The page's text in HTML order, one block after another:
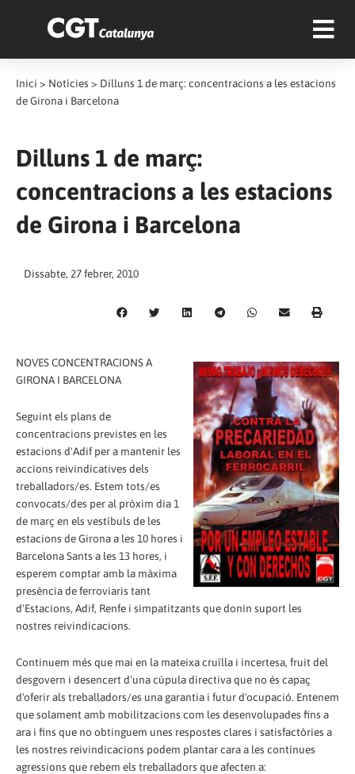
Inici > Notícies > Dilluns 1 de març: concentracions a les estacions
de Girona i Barcelona
Dilluns 1 de març:
concentracions a les estacions
de Girona i Barcelona
Dissabte, 27 febrer, 2010
NOVES CONCENTRACIONS A
GIRONA I BARCELONA
Seguint els plans de
concentracions previstes en les
estacions d'Adif per a mantenir les
accions reivindicatives dels
treballadors/es. Estem tots/es
convocats/des per al pròxim dia 1
de març en els vestíbuls de les
estacions de Girona a les 10 hores i
Barcelona Sants a les 13 hores, i
esperem comptar amb la màxima
presència de ferroviaris tant
d'Estacions, Adif, Renfe i simpatitzants que donin suport les
nostres reivindicacions.
Continuem més que mai en la mateixa cruïlla i incertesa, fruit del
desgovern i desencert d'una cúpula directiva que no és capaç
d'oferir als treballadors/es una garantia i futur d'ocupació. Entenem
que solament amb mobilitzacions com les desenvolupades fins a
ara i fins que no obtinguem unes respostes clares i satisfactòries a
les nostres reivindicacions podem plantar cara a les contínues
agressions que rebem els treballadors que afecten a: